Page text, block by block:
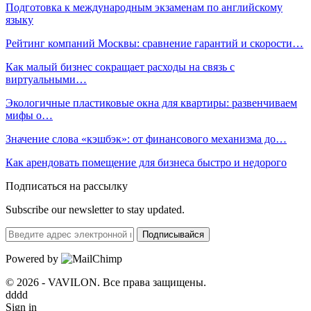
Подготовка к международным экзаменам по английскому
языку
Рейтинг компаний Москвы: сравнение гарантий и скорости…
Как малый бизнес сокращает расходы на связь с
виртуальными…
Экологичные пластиковые окна для квартиры: развенчиваем
мифы о…
Значение слова «кэшбэк»: от финансового механизма до…
Как арендовать помещение для бизнеса быстро и недорого
Подписаться на рассылку
Subscribe our newsletter to stay updated.
Подписывайся
Powered by
© 2026 - VAVILON. Все права защищены.
dddd
Sign in